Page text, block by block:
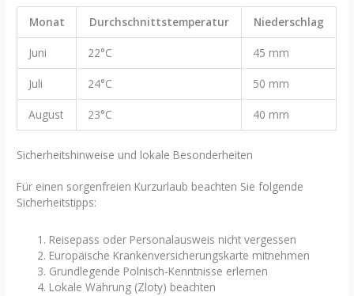
Monat Durchschnittstemperatur Niederschlag
Juni 22°C 45 mm
Juli 24°C 50 mm
August 23°C 40 mm
Sicherheitshinweise und lokale Besonderheiten
Für einen sorgenfreien Kurzurlaub beachten Sie folgende
Sicherheitstipps:
Reisepass oder Personalausweis nicht vergessen
Europäische Krankenversicherungskarte mitnehmen
Grundlegende Polnisch-Kenntnisse erlernen
Lokale Währung (Zloty) beachten